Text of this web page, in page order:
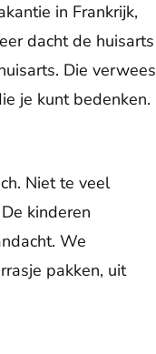
in Frankrijk,
dacht de huisarts
Die verwees
je kunt bedenken.
Niet te veel
kinderen
We
pakken, uit